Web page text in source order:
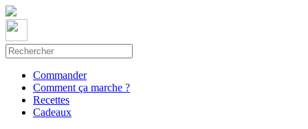
Commander
Comment ça marche ?
Recettes
Cadeaux